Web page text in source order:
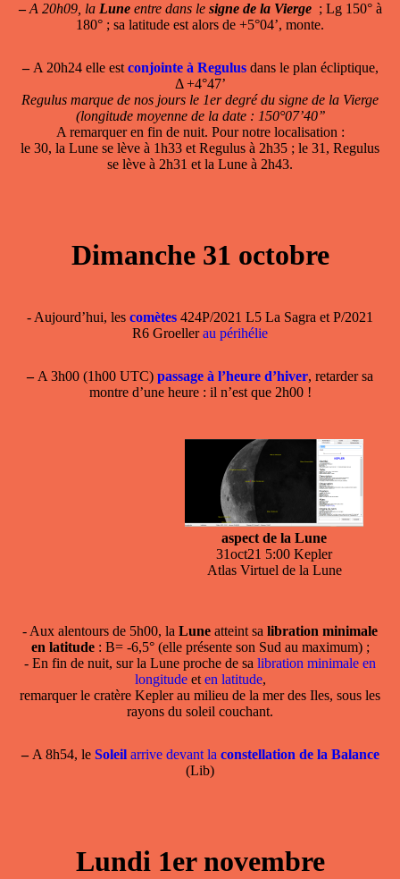
– A 20h09, la Luneentre dans le signe de la Vierge ; Lg 150° à
180° ; sa latitude est alors de +5°04’, monte.
–A 20h24 elle est conjointe à Regulusdans le plan écliptique,
Δ +4°47’
Regulus marque de nos jours le 1er degré du signe de la Vierge
(longitude moyenne de la date : 150°07’40’’
A remarquer en fin de nuit. Pour notre localisation :
le 30, la Lune se lève à 1h33 et Regulus à 2h35 ; le 31, Regulus
se lève à 2h31 et la Lune à 2h43.
Dimanche 31 octobre
- Aujourd’hui, les comètes 424P/2021 L5 La Sagra et P/2021
R6 Groellerau périhélie
–A 3h00 (1h00 UTC) passage à l’heure d’hiver, retarder sa
montre d’une heure : il n’est que 2h00 !
aspect de la Lune
31oct21 5:00 Kepler
Atlas Virtuel de la Lune
- Aux alentours de 5h00, la Lune atteint sa libration minimale
en latitude: B= -6,5° (elle présente son Sud au maximum) ;
- En fin de nuit, sur la Lune proche de sa libration minimale en
longitudeet en latitude,
remarquer le cratère Kepler au milieu de la mer des Iles, sous les
rayons du soleil couchant.
–A 8h54, le Soleilarrive devant la constellation de la Balance
(Lib)
Lundi 1er novembre